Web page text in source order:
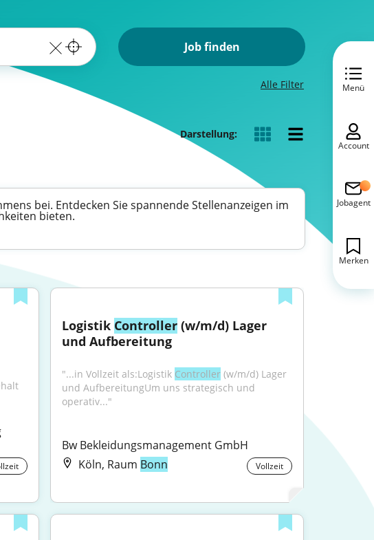
Job finden
Alle Filter
Darstellung:
bei. Entdecken Sie spannende Stellenanzeigen im
bieten.
Logistik Controller (w/m/d) Lager
und Aufbereitung
"...in Vollzeit als:Logistik Controller (w/m/d) Lager
und AufbereitungUm uns strategisch und
operativ..."
Bw Bekleidungsmanagement GmbH
Köln, Raum Bonn Vollzeit
Menü
Account
Jobagent
Merken